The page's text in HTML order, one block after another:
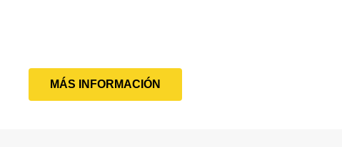
MÁS INFORMACIÓN